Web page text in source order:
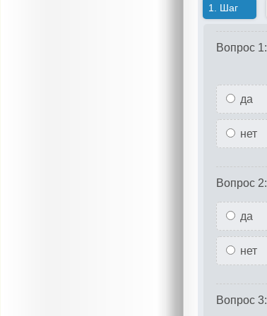
1. Шаг
Вопрос 1:
да
нет
Вопрос 2:
да
нет
Вопрос 3: